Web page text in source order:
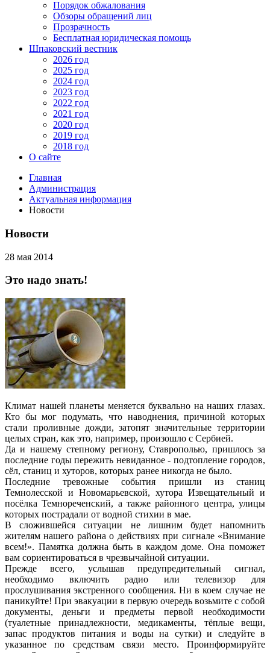
Порядок обжалования
Обзоры обращений лиц
Прозрачность
Бесплатная юридическая помощь
Шпаковский вестник
2026 год
2025 год
2024 год
2023 год
2022 год
2021 год
2020 год
2019 год
2018 год
О сайте
Главная
Администрация
Актуальная информация
Новости
Новости
28 мая 2014
Это надо знать!
Климат нашей планеты меняется буквально на наших глазах.
Кто бы мог подумать, что наводнения, причиной которых
стали проливные дожди, затопят значительные территории
целых стран, как это, например, произошло с Сербией.
Да и нашему степному региону, Ставрополью, пришлось за
последние годы пережить невиданное - подтопление городов,
сёл, станиц и хуторов, которых ранее никогда не было.
Последние тревожные события пришли из станиц
Темнолесской и Новомарьевской, хутора Извещательный и
посёлка Темнореченский, а также районного центра, улицы
которых пострадали от водной стихии в мае.
В сложившейся ситуации не лишним будет напомнить
жителям нашего района о действиях при сигнале «Внимание
всем!». Памятка должна быть в каждом доме. Она поможет
вам сориентироваться в чрезвычайной ситуации.
Прежде всего, услышав предупредительный сигнал,
необходимо включить радио или телевизор для
прослушивания экстренного сообщения. Ни в коем случае не
паникуйте! При эвакуации в первую очередь возьмите с собой
документы, деньги и предметы первой необходимости
(туалетные принадлежности, медикаменты, тёплые вещи,
запас продуктов питания и воды на сутки) и следуйте в
указанное по средствам связи место. Проинформируйте